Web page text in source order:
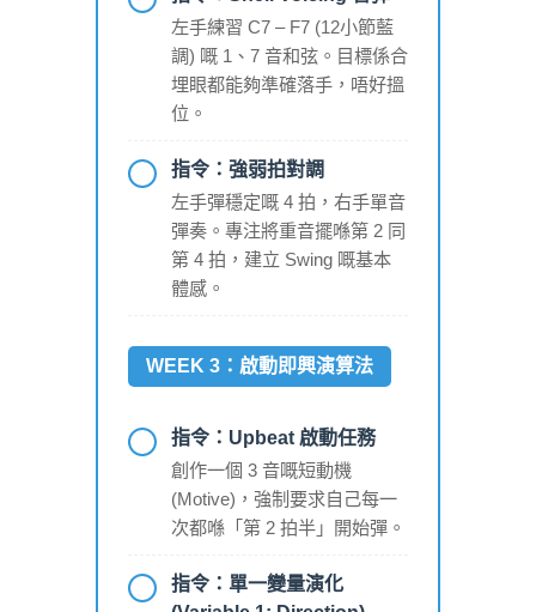
左手練習 C7 – F7 (12小節藍
調) 嘅 1、7 音和弦。目標係合
埋眼都能夠準確落手，唔好搵
位。
指令：強弱拍對調
左手彈穩定嘅 4 拍，右手單音
彈奏。專注將重音擺喺第 2 同
第 4 拍，建立 Swing 嘅基本
體感。
WEEK 3：啟動即興演算法
指令：Upbeat 啟動任務
創作一個 3 音嘅短動機
(Motive)，強制要求自己每一
次都喺「第 2 拍半」開始彈。
指令：單一變量演化